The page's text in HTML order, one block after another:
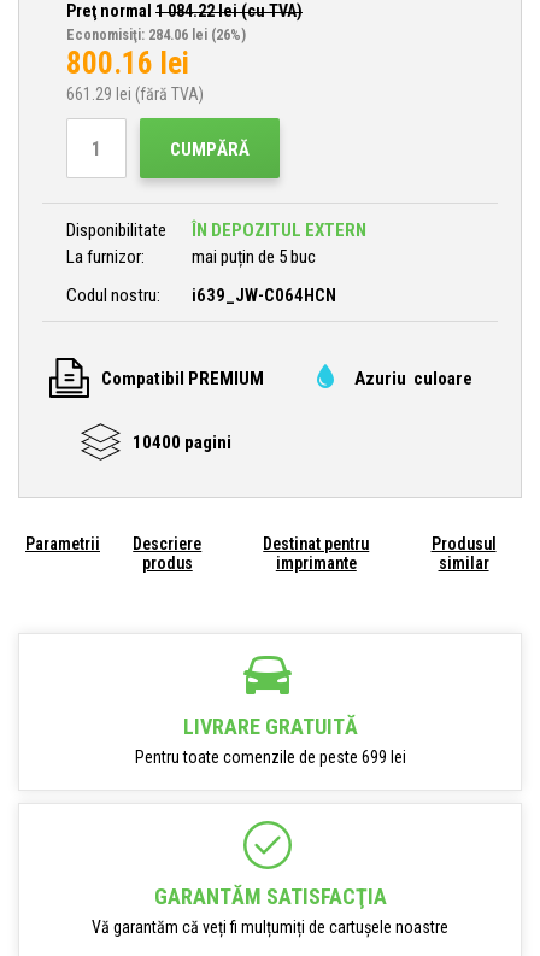
Preţ normal 1 084.22lei (cu TVA)
Economisiţi: 284.06 lei (26%)
800.16 lei
661.29 lei (fără TVA)
CUMPĂRĂ
Disponibilitate
ÎN DEPOZITUL EXTERN
La furnizor:
mai puțin de 5 buc
Codul nostru:
i639_JW-C064HCN
Compatibil PREMIUM Azuriu culoare
10400 pagini
Parametrii
Descriere
produs
Destinat pentru
imprimante
Produsul
similar
LIVRARE GRATUITĂ
Pentru toate comenzile de peste 699 lei
GARANTĂM SATISFACŢIA
Vă garantăm că veți fi mulțumiți de cartușele noastre